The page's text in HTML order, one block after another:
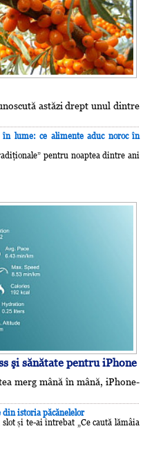
astăzi drept unul dintre
lume: ce alimente aduc noroc în
pentru noaptea dintre ani
şi sănătate pentru iPhone
merg mână în mână, iPhone-
istoria păcănelelor
și te-ai întrebat „Ce caută lămâia